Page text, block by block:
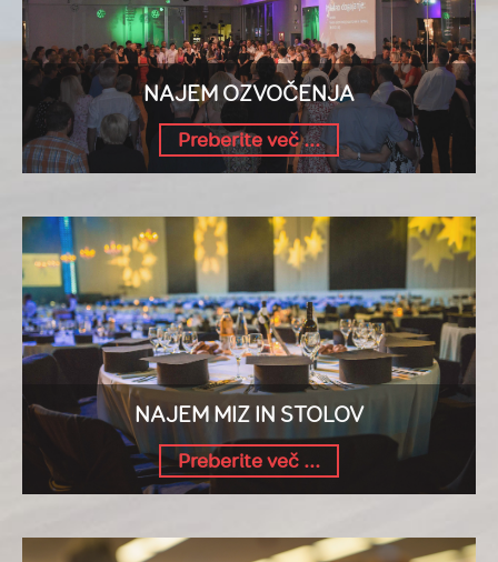
NAJEM OZVOČENJA
Preberite več ...
NAJEM MIZ IN STOLOV
Preberite več ...